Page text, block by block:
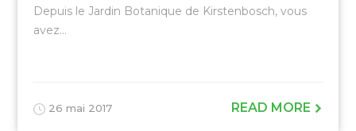
Depuis le Jardin Botanique de Kirstenbosch, vous
avez...
26 mai 2017 READ MORE